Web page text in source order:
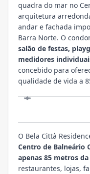
quadra do mar no
arquitetura
andar e fachada
Barra Norte. O
salão de festas,
medidores
concebido para
qualidade de vida a
O Bela Città
Centro de Balneário
apenas 85 metros
restaurantes, lojas,